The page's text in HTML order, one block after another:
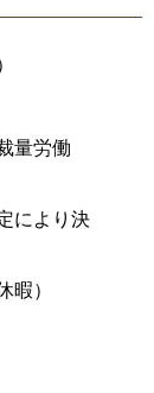
量労働
により決
）